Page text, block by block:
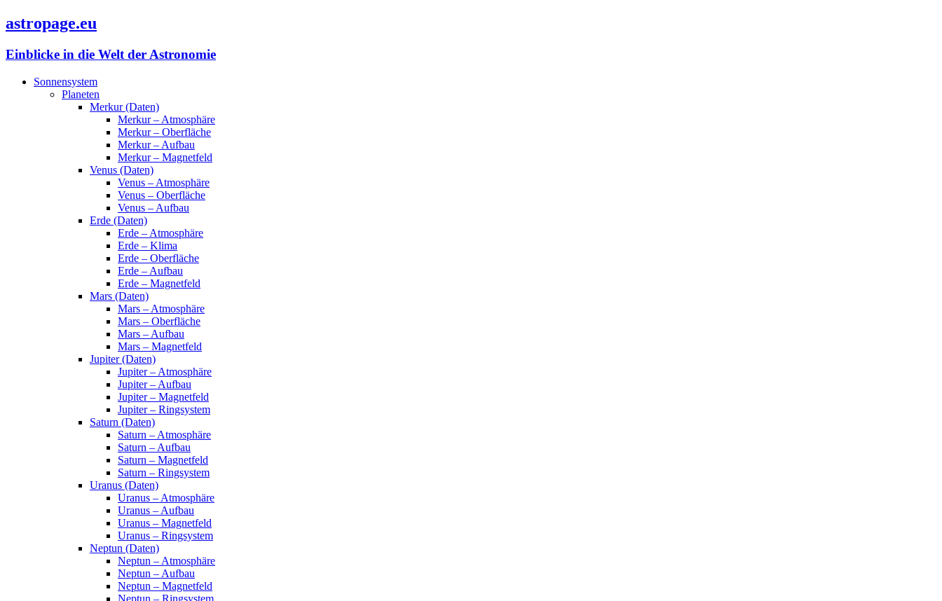
astropage.eu
Einblicke in die Welt der Astronomie
Sonnensystem
Planeten
Merkur (Daten)
Merkur – Atmosphäre
Merkur – Oberfläche
Merkur – Aufbau
Merkur – Magnetfeld
Venus (Daten)
Venus – Atmosphäre
Venus – Oberfläche
Venus – Aufbau
Erde (Daten)
Erde – Atmosphäre
Erde – Klima
Erde – Oberfläche
Erde – Aufbau
Erde – Magnetfeld
Mars (Daten)
Mars – Atmosphäre
Mars – Oberfläche
Mars – Aufbau
Mars – Magnetfeld
Jupiter (Daten)
Jupiter – Atmosphäre
Jupiter – Aufbau
Jupiter – Magnetfeld
Jupiter – Ringsystem
Saturn (Daten)
Saturn – Atmosphäre
Saturn – Aufbau
Saturn – Magnetfeld
Saturn – Ringsystem
Uranus (Daten)
Uranus – Atmosphäre
Uranus – Aufbau
Uranus – Magnetfeld
Uranus – Ringsystem
Neptun (Daten)
Neptun – Atmosphäre
Neptun – Aufbau
Neptun – Magnetfeld
Neptun – Ringsystem